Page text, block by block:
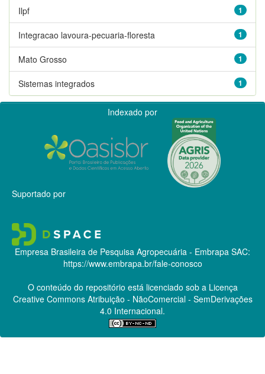
1
Ilpf
1
Integracao lavoura-pecuaria-floresta
1
Mato Grosso
1
Sistemas integrados
Indexado por
Suportado por
Empresa Brasileira de Pesquisa Agropecuária - Embrapa SAC:
https://www.embrapa.br/fale-conosco
O conteúdo do repositório está licenciado sob a Licença
Creative CommonsAtribuição - NãoComercial - SemDerivações
4.0 Internacional.